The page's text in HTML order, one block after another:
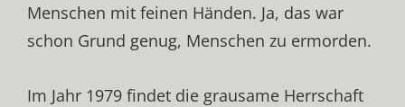
Menschen mit feinen Händen. Ja, das war
schon Grund genug, Menschen zu ermorden.
Im Jahr 1979 findet die grausame Herrschaft